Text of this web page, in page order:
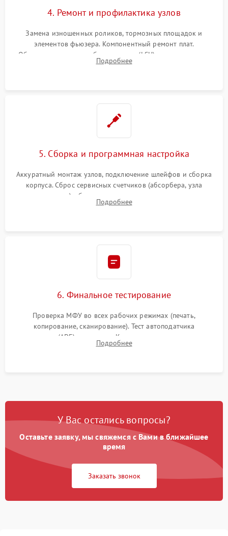
4. Ремонт и профилактика узлов
Замена изношенных роликов, тормозных площадок и
элементов фьюзера. Компонентный ремонт плат.
Обязательная очистка блока лазера (LSU), зеркал и тракта
печати от просыпанного тонера и бумажной пыли.
Подробнее
5. Сборка и программная настройка
Аккуратный монтаж узлов, подключение шлейфов и сборка
корпуса. Сброс сервисных счетчиков (абсорбера, узла
закрепления), обновление прошивки и программная
калибровка цветопередачи и позиционирования сканера.
Подробнее
6. Финальное тестирование
Проверка МФУ во всех рабочих режимах (печать,
копирование, сканирование). Тест автоподатчика
документов (ADF) и дуплекса. Контроль качества отпечатка
на отсутствие серого фона, полос и надежность запекания
Подробнее
У Вас остались вопросы?
Оставьте заявку, мы свяжемся с Вами в ближайшее
время
Заказать звонок